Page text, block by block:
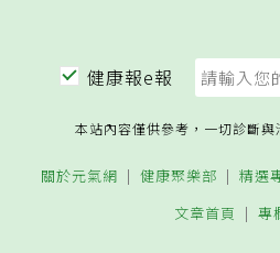
健康報e報
本站內容僅供參考，一切診斷與
關於元氣網 健康聚樂部 精選
文章首頁
專